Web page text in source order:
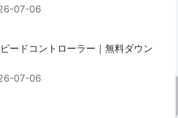
07-06
ードコントローラー｜無料ダウン
07-06